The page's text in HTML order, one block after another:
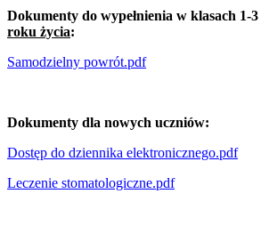
Dokumenty do wypełnienia w klasach 1-3
roku życia:
Samodzielny powrót.pdf
Dokumenty dla nowych uczniów:
Dostęp do dziennika elektronicznego.pdf
Leczenie stomatologiczne.pdf